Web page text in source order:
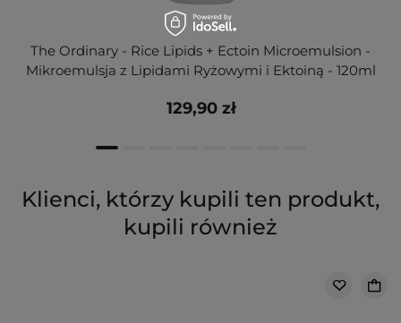
The Ordinary - Rice Lipids + Ectoin Microemulsion -
Mikroemulsja z Lipidami Ryżowymi i Ektoiną - 120ml
129,90 zł
Klienci, którzy kupili ten produkt,
kupili również